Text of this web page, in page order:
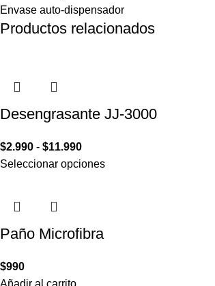
Envase auto-dispensador
Productos relacionados
Desengrasante JJ-3000
$2.990 - $11.990
Seleccionar opciones
Paño Microfibra
$990